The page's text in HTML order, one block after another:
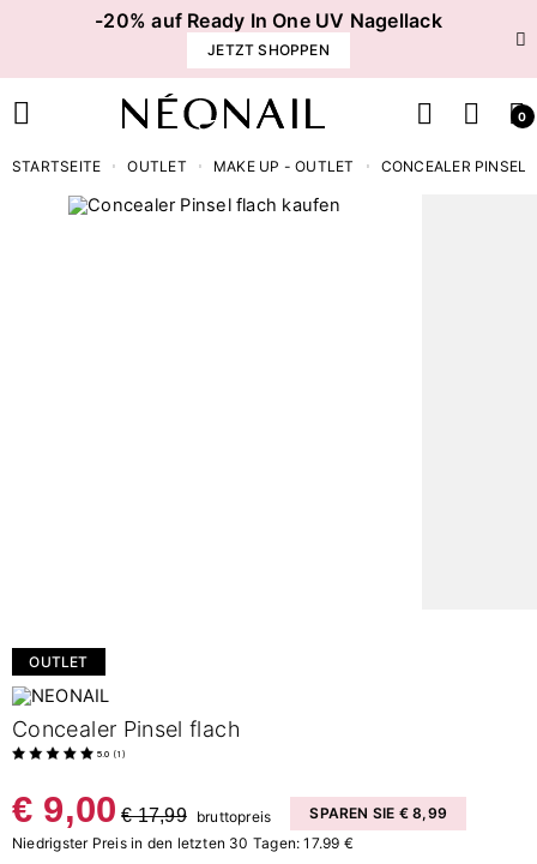
-20% auf Ready In One UV Nagellack
JETZT SHOPPEN
0
STARTSEITE OUTLET MAKE UP - OUTLET CONCEALER PINSEL
OUTLET
Concealer Pinsel flach
5.0 (1 )
€ 9,00 € 17,99 bruttopreis
SPAREN SIE € 8,99
Niedrigster Preis in den letzten 30 Tagen: 17.99 €